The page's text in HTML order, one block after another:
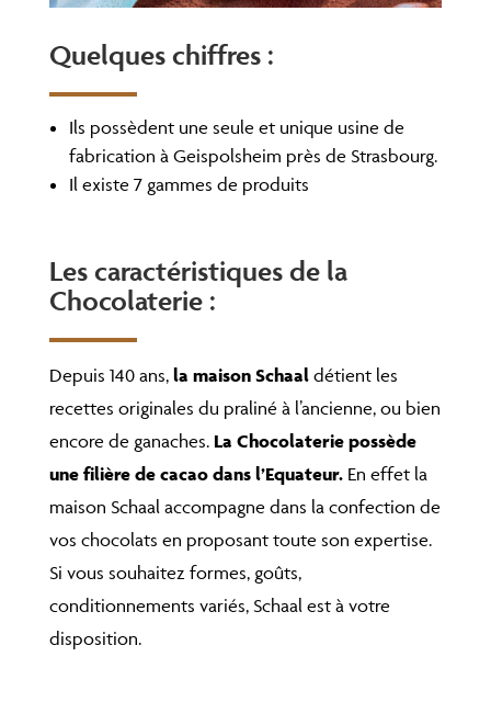
Quelques chiffres :
Ils possèdent une seule et unique usine de
fabrication à Geispolsheim près de Strasbourg.
Il existe 7 gammes de produits
Les caractéristiques de la
Chocolaterie :
Depuis 140 ans, la maison Schaaldétient les
recettes originales du praliné à l’ancienne, ou bien
encore de ganaches. La Chocolaterie possède
une filière de cacao dans l’Equateur.En effet la
maison Schaal accompagne dans la confection de
vos chocolats en proposant toute son expertise.
Si vous souhaitez formes, goûts,
conditionnements variés, Schaal est à votre
disposition.